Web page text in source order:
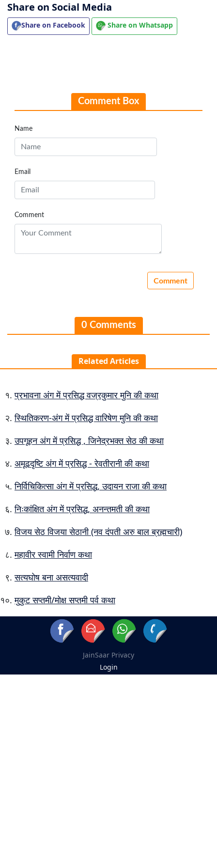
Share on Social Media
Share on Facebook Share on Whatsapp
Comment Box
Name
Email
Comment
0 Comments
Related Articles
प्रभावना अंग में प्रसिद्ध वज्रकुमार मुनि की कथा
स्थितिकरण-अंग में प्रसिद्ध वारिषेण मुनि की कथा
उपगूहन अंग में प्रसिद्ध , जिनेद्रभक्त सेठ की कथा
अमूढदृष्टि अंग में प्रसिद्ध - रेवतीरानी की कथा
निर्विचिकित्सा अंग में प्रसिद्ध, उदायन राजा की कथा
निःकांक्षित अंग में प्रसिद्ध, अनन्तमती की कथा
विजय सेठ विजया सेठानी (नव दंपती अरु बाल ब्रह्मचारी)
महावीर स्वामी निर्वाण कथा
सत्यघोष बना असत्यवादी
मुकुट सप्तमी/मोक्ष सप्तमी पर्व कथा
JainSaar Privacy
Login